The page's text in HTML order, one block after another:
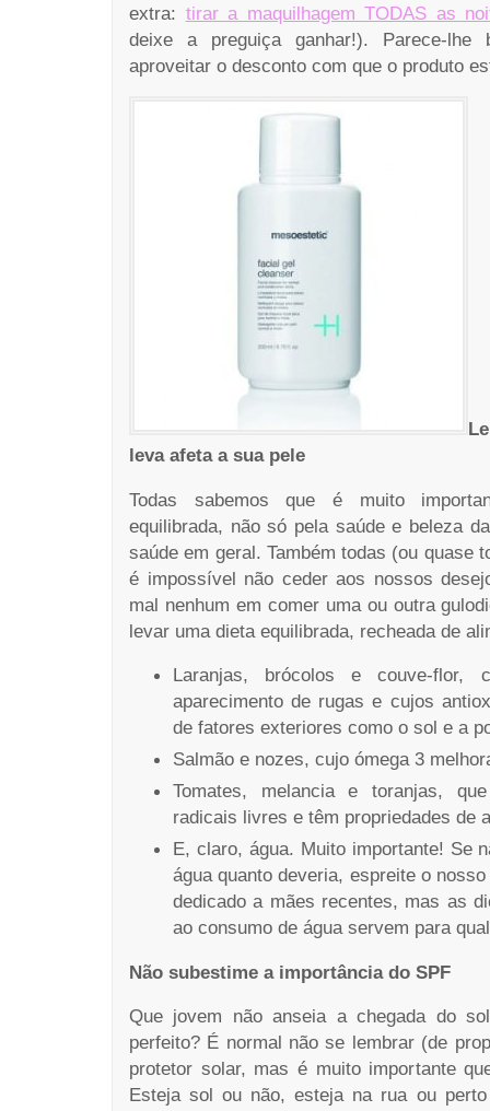
extra: tirar a maquilhagem TODAS as
deixe a preguiça ganhar!). Parece-
aproveitar o desconto com que o produto
leva afeta a sua pele
Todas sabemos que é muito
equilibrada, não só pela saúde e beleza
saúde em geral. Também todas (ou quase
é impossível não ceder aos nossos
mal nenhum em comer uma ou outra
levar uma dieta equilibrada, recheada de
Laranjas, brócolos e couve-flor,
aparecimento de rugas e cujos
de fatores exteriores como o sol e a
Salmão e nozes, cujo ómega 3
Tomates, melancia e toranjas,
radicais livres e têm propriedades de
E, claro, água. Muito importante! Se
água quanto deveria, espreite o
dedicado a mães recentes, mas as
ao consumo de água servem para
Não subestime a importância do SPF
Que jovem não anseia a chegada do
perfeito? É normal não se lembrar (de
protetor solar, mas é muito importante
Esteja sol ou não, esteja na rua ou